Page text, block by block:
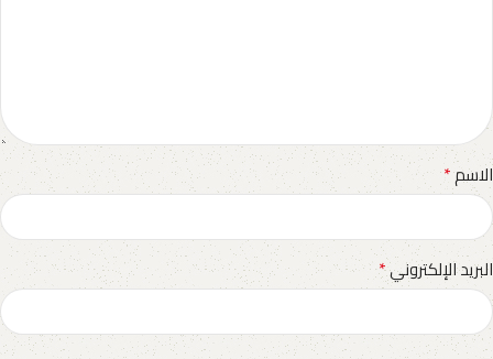
الاسم*
البريد الإلكتروني*